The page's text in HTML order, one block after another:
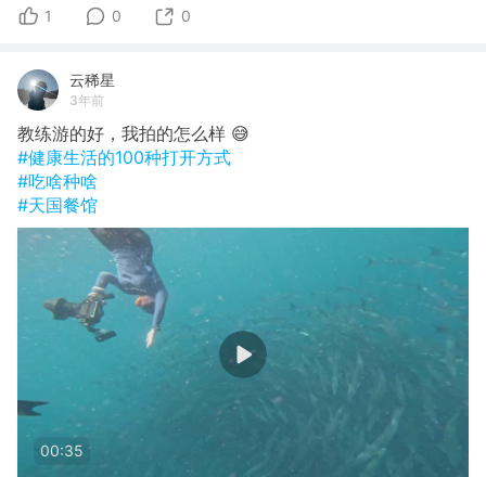
1 0 0
云稀星
3年前
教练游的好，我拍的怎么样 😅
#健康生活的100种打开方式
#吃啥种啥
#天国餐馆
00:35